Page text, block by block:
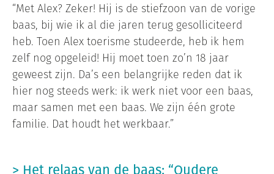
“Met Alex? Zeker! Hij is de stiefzoon van de vorige
baas, bij wie ik al die jaren terug gesolliciteerd
heb. Toen Alex toerisme studeerde, heb ik hem
zelf nog opgeleid! Hij moet toen zo’n 18 jaar
geweest zijn. Da’s een belangrijke reden dat ik
hier nog steeds werk: ik werk niet voor een baas,
maar samen met een baas. We zijn één grote
familie. Dat houdt het werkbaar.”
> Het relaas van de baas: “Oudere